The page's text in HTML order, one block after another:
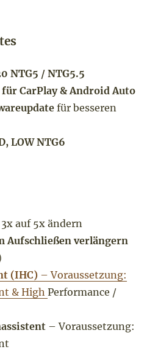
NTG5 / NTG5.5
CarPlay & Android Auto
für besseren
LOW NTG6
auf 5x ändern
Aufschließen verlängern
(IHC) – Voraussetzung:
& HighPerformance /
– Voraussetzung: